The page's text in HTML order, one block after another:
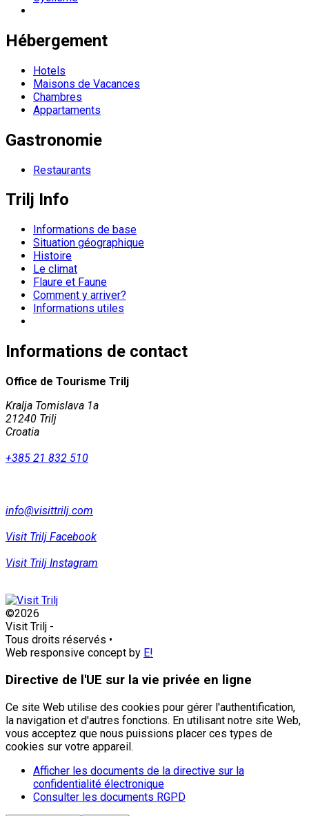
Hébergement
Hotels
Maisons de Vacances
Chambres
Appartaments
Gastronomie
Restaurants
Trilj Info
Informations de base
Situation géographique
Histoire
Le climat
Flaure et Faune
Comment y arriver?
Informations utiles
Informations de contact
Office de Tourisme Trilj
Kralja Tomislava 1a
21240 Trilj
Croatia
+385 21 832 510
info@visittrilj.com
Visit Trilj Facebook
Visit Trilj Instagram
©2026
Visit Trilj -
Tous droits réservés •
Web responsive concept by E!
Directive de l'UE sur la vie privée en ligne
Ce site Web utilise des cookies pour gérer l'authentification,
la navigation et d'autres fonctions. En utilisant notre site Web,
vous acceptez que nous puissions placer ces types de
cookies sur votre appareil.
Afficher les documents de la directive sur la
confidentialité électronique
Consulter les documents RGPD